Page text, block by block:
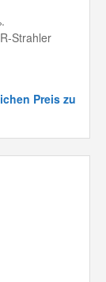
Strahler
Preis zu